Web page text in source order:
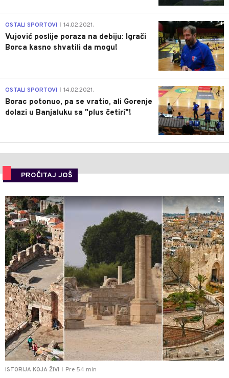
1
OSTALI SPORTOVI 14.02.2021.
Vujović poslije poraza na debiju: Igrači
Borca kasno shvatili da mogu!
3
OSTALI SPORTOVI 14.02.2021.
Borac potonuo, pa se vratio, ali Gorenje
dolazi u Banjaluku sa "plus četiri"!
PROČITAJ JOŠ
ISTORIJA KOJA ŽIVI Pre 54 min
0